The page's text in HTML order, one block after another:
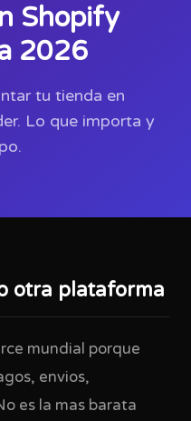
Shopify
2026
tu tienda en
Lo que importa y
otra plataforma
mundial porque
envios,
es la mas barata